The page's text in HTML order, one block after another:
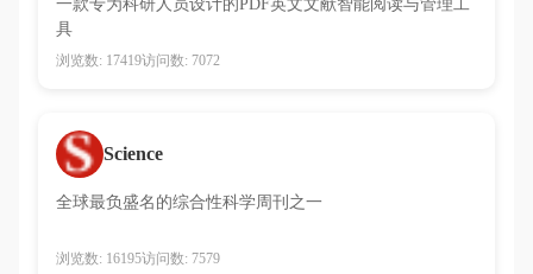
一款专为科研人员设计的PDF英文文献智能阅读与管理工
具
浏览数: 17419访问数: 7072
Science
全球最负盛名的综合性科学周刊之一
浏览数: 16195访问数: 7579